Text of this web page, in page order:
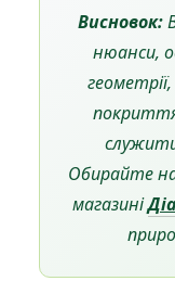
Висновок:
нюанси,
Обирайте
магазині